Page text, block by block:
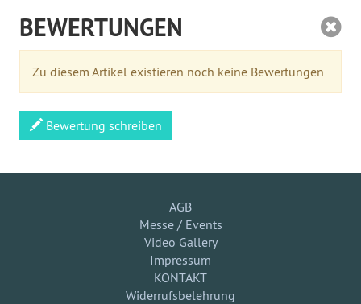
BEWERTUNGEN
Zu diesem Artikel existieren noch keine Bewertungen
Bewertung schreiben
AGB
Messe / Events
Video Gallery
Impressum
KONTAKT
Widerrufsbelehrung